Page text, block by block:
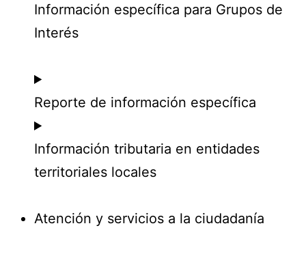
Información específica para Grupos de
Interés
Reporte de información específica
Información tributaria en entidades
territoriales locales
Atención y servicios a la ciudadanía